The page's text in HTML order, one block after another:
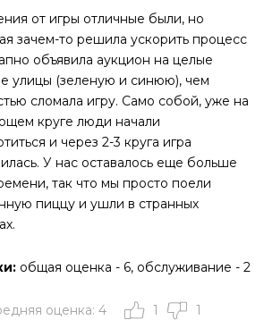
от игры отличные были, но
зачем-то решила ускорить процесс
объявила аукцион на целые
улицы (зеленую и синюю), чем
сломала игру. Само собой, уже на
круге люди начали
и через 2-3 круга игра
У нас оставалось еще больше
так что мы просто поели
пиццу и ушли в странных
общая оценка - 6, обслуживание - 2
оценка: 4 1 1